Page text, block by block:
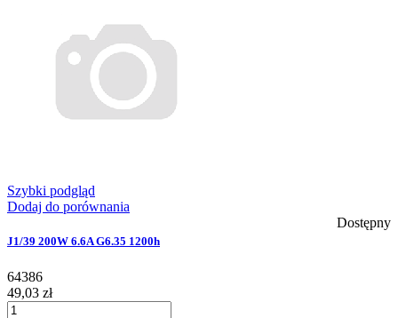
Szybki podgląd
Dodaj do porównania
Dostępny
J1/39 200W 6.6A G6.35 1200h
64386
49,03 zł